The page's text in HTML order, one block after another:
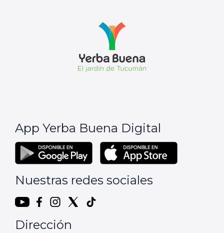
App Yerba Buena Digital
Nuestras redes sociales
Dirección